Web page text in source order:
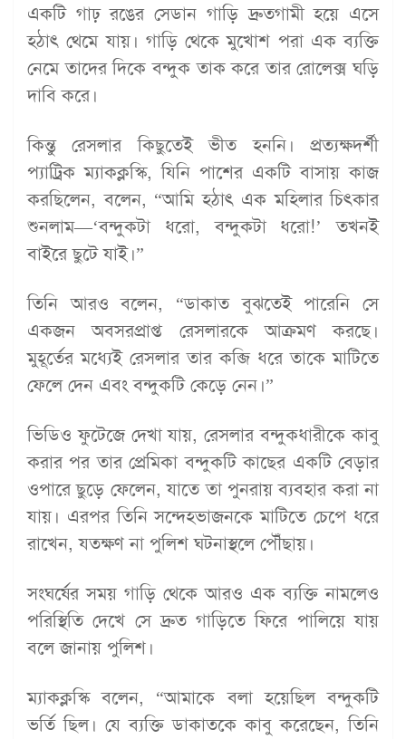
একটি গাঢ় রঙের সেডান গাড়ি দ্রুতগামী হয়ে এসে
হঠাৎ থেমে যায়। গাড়ি থেকে মুখোশ পরা এক ব্যক্তি
নেমে তাদের দিকে বন্দুক তাক করে তার রোলেক্স ঘড়ি
দাবি করে।
কিন্তু রেসলার কিছুতেই ভীত হননি। প্রত্যক্ষদর্শী
প্যাট্রিক ম্যাকক্লস্কি, যিনি পাশের একটি বাসায় কাজ
করছিলেন, বলেন, “আমি হঠাৎ এক মহিলার চিৎকার
শুনলাম—‘বন্দুকটা ধরো, বন্দুকটা ধরো!’ তখনই
বাইরে ছুটে যাই।”
তিনি আরও বলেন, “ডাকাত বুঝতেই পারেনি সে
একজন অবসরপ্রাপ্ত রেসলারকে আক্রমণ করছে।
মুহূর্তের মধ্যেই রেসলার তার কব্জি ধরে তাকে মাটিতে
ফেলে দেন এবং বন্দুকটি কেড়ে নেন।”
ভিডিও ফুটেজে দেখা যায়, রেসলার বন্দুকধারীকে কাবু
করার পর তার প্রেমিকা বন্দুকটি কাছের একটি বেড়ার
ওপারে ছুড়ে ফেলেন, যাতে তা পুনরায় ব্যবহার করা না
যায়। এরপর তিনি সন্দেহভাজনকে মাটিতে চেপে ধরে
রাখেন, যতক্ষণ না পুলিশ ঘটনাস্থলে পৌঁছায়।
সংঘর্ষের সময় গাড়ি থেকে আরও এক ব্যক্তি নামলেও
পরিস্থিতি দেখে সে দ্রুত গাড়িতে ফিরে পালিয়ে যায়
বলে জানায় পুলিশ।
ম্যাকক্লস্কি বলেন, “আমাকে বলা হয়েছিল বন্দুকটি
ভর্তি ছিল। যে ব্যক্তি ডাকাতকে কাবু করেছেন, তিনি